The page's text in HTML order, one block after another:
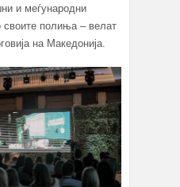
и меѓународни
своите полиња – велат
на Македонија.